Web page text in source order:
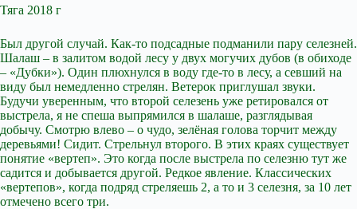
Тяга 2018 г
Был другой случай. Как-то подсадные подманили пару селезней.
Шалаш – в залитом водой лесу у двух могучих дубов (в обиходе
– «Дубки»). Один плюхнулся в воду где-то в лесу, а севший на
виду был немедленно стрелян. Ветерок приглушал звуки.
Будучи уверенным, что второй селезень уже ретировался от
выстрела, я не спеша выпрямился в шалаше, разглядывая
добычу. Смотрю влево – о чудо, зелёная голова торчит между
деревьями! Сидит. Стрельнул второго. В этих краях существует
понятие «вертеп». Это когда после выстрела по селезню тут же
садится и добывается другой. Редкое явление. Классических
«вертепов», когда подряд стреляешь 2, а то и 3 селезня, за 10 лет
отмечено всего три.